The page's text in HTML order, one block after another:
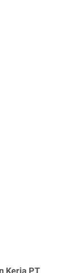
Kerja PT